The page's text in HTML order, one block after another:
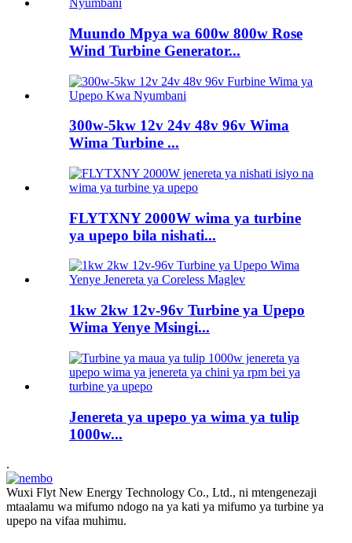
Muundo Mpya wa 600w 800w Rose
Wind Turbine Generator...
300w-5kw 12v 24v 48v 96v Wima
Wima Turbine ...
FLYTXNY 2000W wima ya turbine
ya upepo bila nishati...
1kw 2kw 12v-96v Turbine ya Upepo
Wima Yenye Msingi...
Jenereta ya upepo ya wima ya tulip
1000w...
.
Wuxi Flyt New Energy Technology Co., Ltd., ni mtengenezaji
mtaalamu wa mifumo ndogo na ya kati ya mifumo ya turbine ya
upepo na vifaa muhimu.